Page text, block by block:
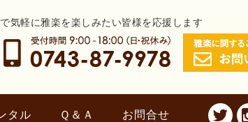
気軽に雅楽を楽しみたい皆様を応援します
タル Ｑ＆Ａ お問合せ